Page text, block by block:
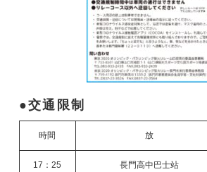
交通限制
時間 放
17：25 長門高中巴士站